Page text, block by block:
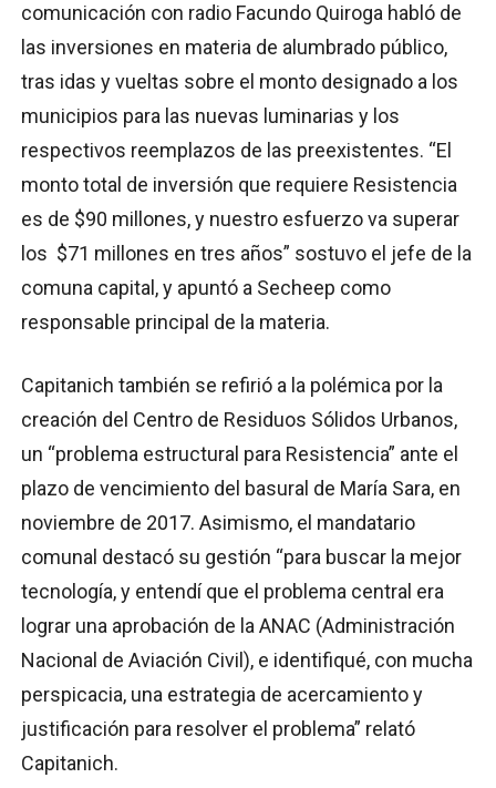
comunicación con radio Facundo Quiroga habló de
las inversiones en materia de alumbrado público,
tras idas y vueltas sobre el monto designado a los
municipios para las nuevas luminarias y los
respectivos reemplazos de las preexistentes. “El
monto total de inversión que requiere Resistencia
es de $90 millones, y nuestro esfuerzo va superar
los $71 millones en tres años” sostuvo el jefe de la
comuna capital, y apuntó a Secheep como
responsable principal de la materia.
Capitanich también se refirió a la polémica por la
creación del Centro de Residuos Sólidos Urbanos,
un “problema estructural para Resistencia” ante el
plazo de vencimiento del basural de María Sara, en
noviembre de 2017. Asimismo, el mandatario
comunal destacó su gestión “para buscar la mejor
tecnología, y entendí que el problema central era
lograr una aprobación de la ANAC (Administración
Nacional de Aviación Civil), e identifiqué, con mucha
perspicacia, una estrategia de acercamiento y
justificación para resolver el problema” relató
Capitanich.